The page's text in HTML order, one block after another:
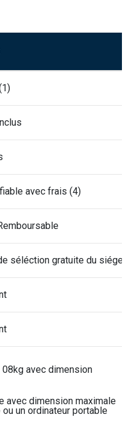
avec frais (4)
séléction gratuite du siége
avec dimension
avec dimension maximale
un ordinateur portable